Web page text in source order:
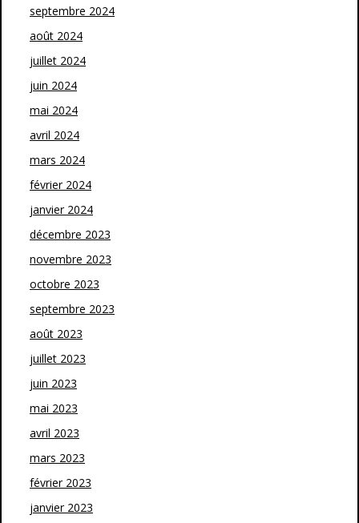
septembre 2024
août 2024
juillet 2024
juin 2024
mai 2024
avril 2024
mars 2024
février 2024
janvier 2024
décembre 2023
novembre 2023
octobre 2023
septembre 2023
août 2023
juillet 2023
juin 2023
mai 2023
avril 2023
mars 2023
février 2023
janvier 2023